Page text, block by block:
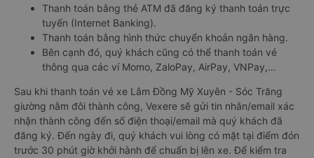
Thanh toán bằng thẻ ATM đã đăng ký thanh toán trực
tuyến (Internet Banking).
Thanh toán bằng hình thức chuyển khoản ngân hàng.
Bên cạnh đó, quý khách cũng có thể thanh toán vé
thông qua các ví Momo, ZaloPay, AirPay, VNPay,…
Sau khi thanh toán vé xe Lâm Đồng Mỹ Xuyên - Sóc Trăng
giường nằm đôi thành công, Vexere sẽ gửi tin nhắn/email xác
nhận thành công đến số điện thoại/email mà quý khách đã
đăng ký. Đến ngày đi, quý khách vui lòng có mặt tại điểm đón
trước 30 phút giờ khởi hành để chuẩn bị lên xe. Để kiểm tra